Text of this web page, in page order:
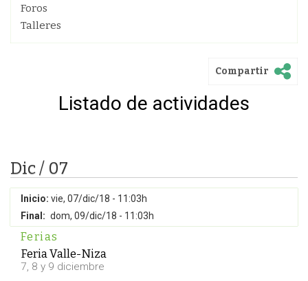
Foros
Talleres
Compartir
Listado de actividades
Dic / 07
Inicio: vie, 07/dic/18 - 11:03h
Final: dom, 09/dic/18 - 11:03h
Ferias
Feria Valle-Niza
7, 8 y 9 diciembre